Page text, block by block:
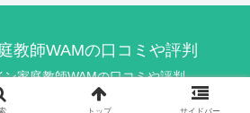
教師WAMの口コミや評判
家庭教師WAMの口コミや評判.
トップ サイドバー